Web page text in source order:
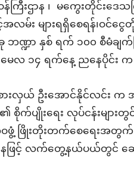
ဌာန ၊ မကွေးတိုင်းဒေသက
များရရှိစေရန်၊ဝင်ငွေ
ဘဏ္ဍာ နှစ် ရက် ၁၀၀ စီမံခ
မေလ ၁၄ ရက်နေ့ ညနေပိုင်း က
ယ် ဦးအောင်နိုင်လင်း က အဖွ
၏ စိုက်ပျိုးရေး လုပ်ငန်းမျ
းဘဝဖွံ့ ဖြိုးတိုးတက်စေရေ
နေဖြင့် လက်တွေ့နယ်ပယ်တွင်